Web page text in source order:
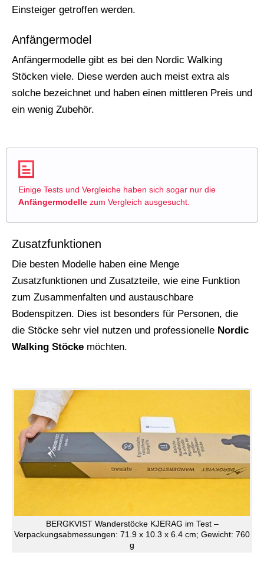
Einsteiger getroffen werden.
Anfängermodel
Anfängermodelle gibt es bei den Nordic Walking
Stöcken viele. Diese werden auch meist extra als
solche bezeichnet und haben einen mittleren Preis und
ein wenig Zubehör.
Einige Tests und Vergleiche haben sich sogar nur die
Anfängermodelle zum Vergleich ausgesucht.
Zusatzfunktionen
Die besten Modelle haben eine Menge
Zusatzfunktionen und Zusatzteile, wie eine Funktion
zum Zusammenfalten und austauschbare
Bodenspitzen. Dies ist besonders für Personen, die
die Stöcke sehr viel nutzen und professionelle Nordic
Walking Stöcke möchten.
BERGKVIST Wanderstöcke KJERAG im Test –
Verpackungsabmessungen: 71.9 x 10.3 x 6.4 cm; Gewicht: 760
g